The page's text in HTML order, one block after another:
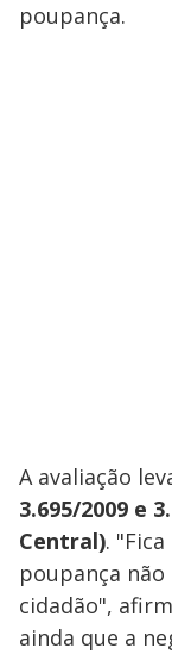
poupança.
A avaliação
3.695/2009 e
Central).
poupança
cidadão",
ainda que a